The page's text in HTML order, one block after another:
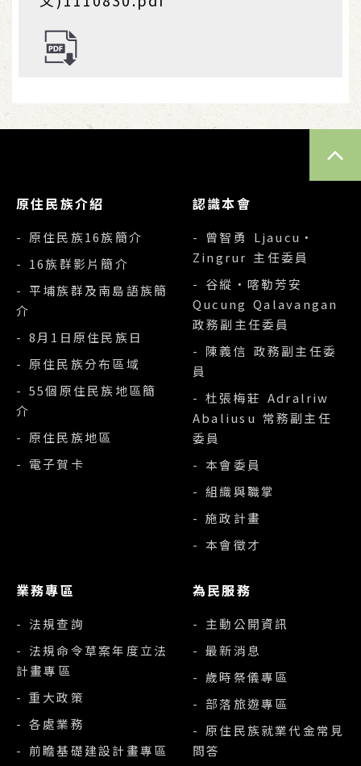
原住民族介紹
- 原住民族16族簡介
- 16族群影片簡介
- 平埔族群及南島語族簡
介
- 8月1日原住民族日
- 原住民族分布區域
- 55個原住民族地區簡
介
- 原住民族地區
- 電子賀卡
認識本會
- 曾智勇 Ljaucu‧
Zingrur 主任委員
- 谷縱‧喀勒芳安
Qucung Qalavangan
政務副主任委員
- 陳義信 政務副主任委
員
- 杜張梅莊 Adralriw
Abaliusu 常務副主任
委員
- 本會委員
- 組織與職掌
- 施政計畫
- 本會徵才
業務專區
- 法規查詢
- 法規命令草案年度立法
計畫專區
- 重大政策
- 各處業務
- 前瞻基礎建設計畫專區
為民服務
- 主動公開資訊
- 最新消息
- 歲時祭儀專區
- 部落旅遊專區
- 原住民族就業代金常見
問答